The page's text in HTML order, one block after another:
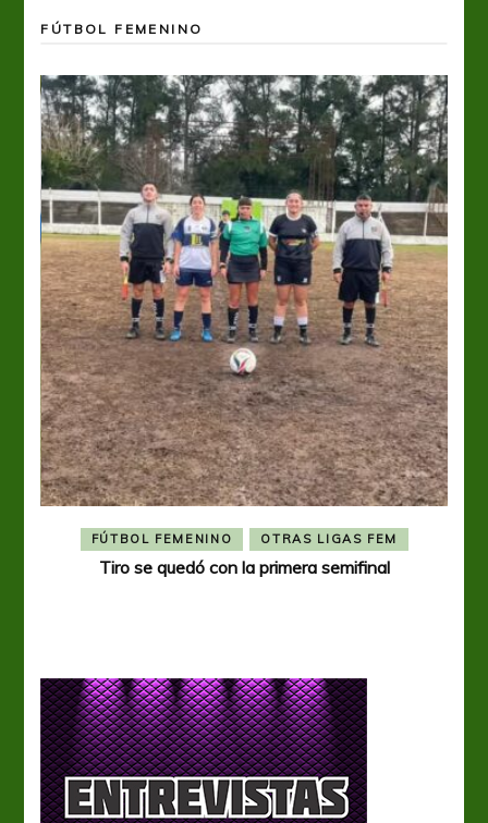
FÚTBOL FEMENINO
FÚTBOL FEMENINO OTRAS LIGAS FEM
Tiro se quedó con la primera semifinal